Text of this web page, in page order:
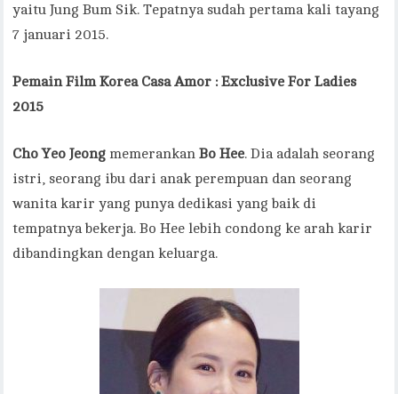
yaitu Jung Bum Sik. Tepatnya sudah pertama kali tayang
7 januari 2015.
Pemain Film Korea Casa Amor : Exclusive For Ladies
2015
Cho Yeo Jeong memerankanBo Hee. Dia adalah seorang
istri, seorang ibu dari anak perempuan dan seorang
wanita karir yang punya dedikasi yang baik di
tempatnya bekerja. Bo Hee lebih condong ke arah karir
dibandingkan dengan keluarga.